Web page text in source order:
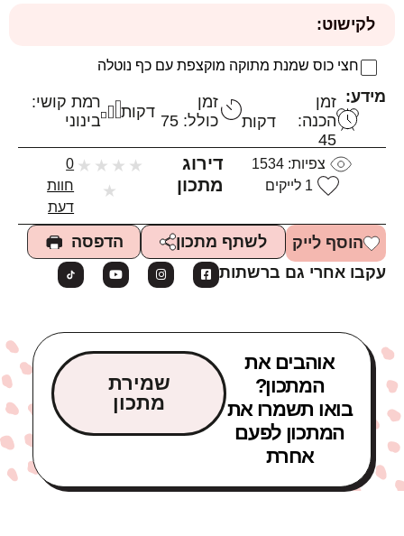
לקישוט:
חצי כוס שמנת מתוקה מוקצפת עם כף נוטלה
מידע: זמן
הכנה:
45
דקות
זמן
כולל: 75
דקות
רמת קושי:
בינוני
צפיות: 1534
1 לייקים
דירוג
מתכון
★
★
★
★
★
0
חוות
דעת
הוסף לייק לשתף מתכון
הדפסה
עקבו אחרי גם ברשתות
אוהבים את
המתכון?
בואו תשמרו את
המתכון לפעם
אחרת
שמירת
מתכון